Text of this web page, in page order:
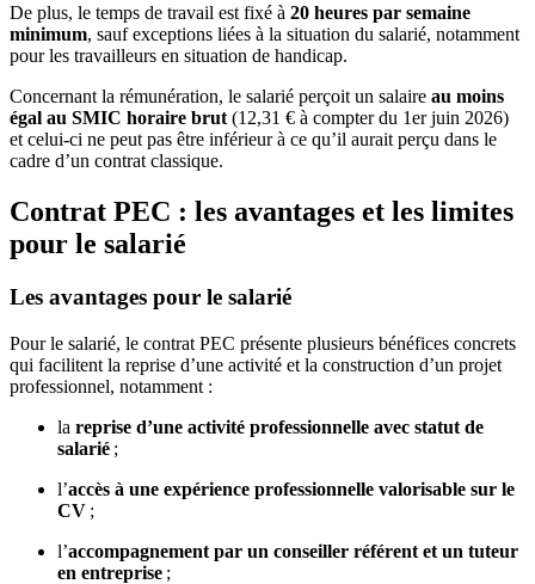
De plus, le temps de travail est fixé à 20 heures par semaine
minimum, sauf exceptions liées à la situation du salarié, notamment
pour les travailleurs en situation de handicap.
Concernant la rémunération, le salarié perçoit un salaire au moins
égal au SMIC horaire brut (12,31 € à compter du 1er juin 2026)
et celui-ci ne peut pas être inférieur à ce qu’il aurait perçu dans le
cadre d’un contrat classique.
Contrat PEC : les avantages et les limites
pour le salarié
Les avantages pour le salarié
Pour le salarié, le contrat PEC présente plusieurs bénéfices concrets
qui facilitent la reprise d’une activité et la construction d’un projet
professionnel, notamment :
la reprise d’une activité professionnelle avec statut de
salarié ;
l’accès à une expérience professionnelle valorisable sur le
CV ;
l’accompagnement par un conseiller référent et un tuteur
en entreprise ;